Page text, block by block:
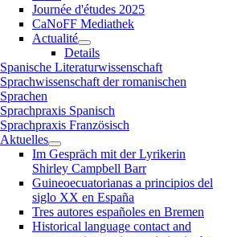
Journée d'études 2025
CaNoFF Mediathek
Actualité
Details
Spanische Literaturwissenschaft
Sprachwissenschaft der romanischen
Sprachen
Sprachpraxis Spanisch
Sprachpraxis Französisch
Aktuelles
Im Gespräch mit der Lyrikerin
Shirley Campbell Barr
Guineoecuatorianas a principios del
siglo XX en España
Tres autores españoles en Bremen
Historical language contact and